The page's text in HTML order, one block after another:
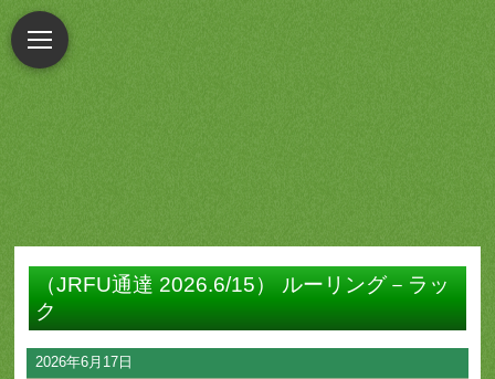
（JRFU通達 2026.6/15） ルーリング－ラッ
ク
2026年6月17日